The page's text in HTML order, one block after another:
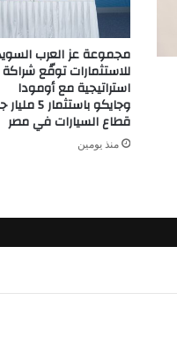
مجموعة عز العرب
للاستثمارات توقّع شراكة
استراتيجية مع أومودا
وجايكو
قطاع السيارات في مصر
منذ يومين